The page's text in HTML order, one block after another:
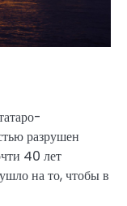
разрушен
40 лет
на то, чтобы в